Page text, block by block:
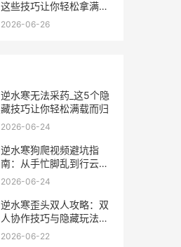
这些技巧让你轻松拿满活
跃度_
2026-06-26
逆水寒无法采药_这5个隐
藏技巧让你轻松满载而归
2026-06-24
逆水寒狗爬视频避坑指
南：从手忙脚乱到行云流
水的实战经验
2026-06-24
逆水寒歪头双人攻略：双
人协作技巧与隐藏玩法大
揭秘
2026-06-22